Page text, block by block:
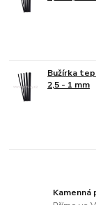
Bužírka
2,5 - 1 mm
Kamenná